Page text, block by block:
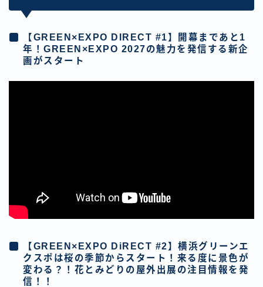
【GREEN×EXPO DIRECT #1】開幕まであと1
年！GREEN×EXPO 2027の魅力を発信する新企
画がスタート
【GREEN×EXPO DiRECT #2】横浜グリーンエ
クスポは桜の季節からスタート！来る度に景色が
変わる？！花とみどりの屋外出展の注目情報を発
信！！